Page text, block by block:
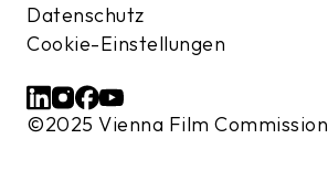
Datenschutz
Cookie-Einstellungen
©2025 Vienna Film Commission